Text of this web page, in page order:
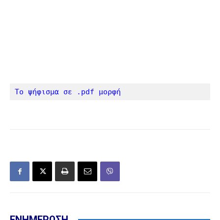
Το ψήφισμα σε .pdf μορφή